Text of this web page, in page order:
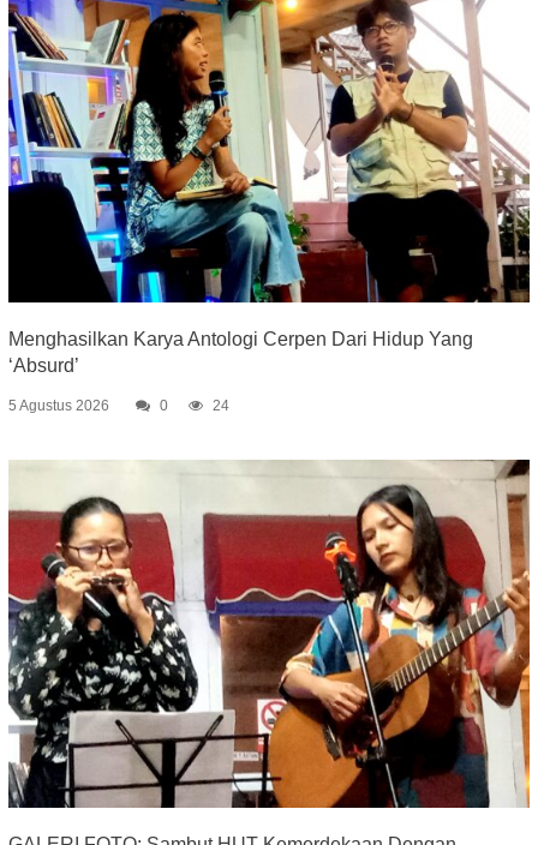
Menghasilkan Karya Antologi Cerpen Dari Hidup Yang
‘Absurd’
5 Agustus 2026 0 24